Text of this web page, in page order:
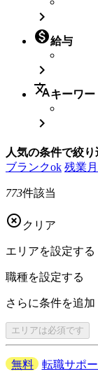

給与

translateキーワー

人気の条件で絞り
ブランクok 残業
773件該当
 クリア
エリアを設定する
職種を設定する
さらに条件を追加
エリアは必須です
無料 転職サポ